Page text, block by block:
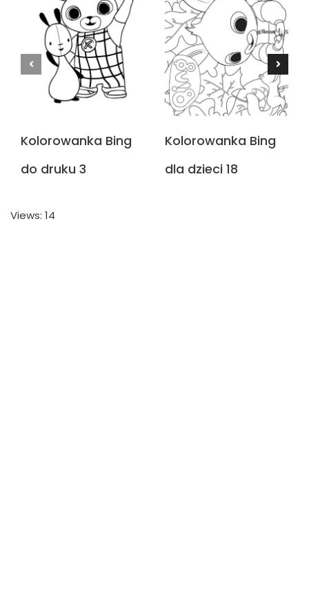
Kolorowanka Bing
do druku 3
Kolorowanka Bing
dla dzieci 18
Views: 14